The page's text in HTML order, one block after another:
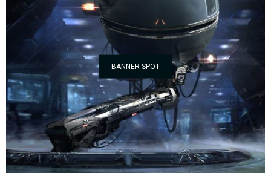
BANNER SPOT